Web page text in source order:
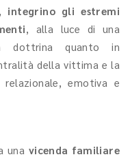
integrino gli estremi
, alla luce di una
dottrina quanto in
della vittima e la
relazionale, emotiva e
una vicenda familiare